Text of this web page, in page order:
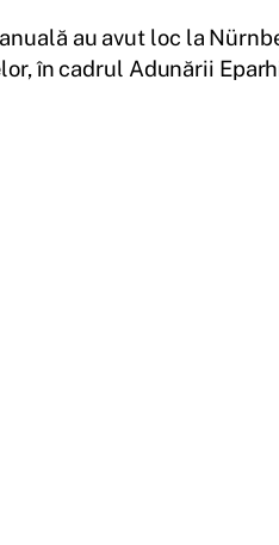
au avut loc la
în cadrul Adunării